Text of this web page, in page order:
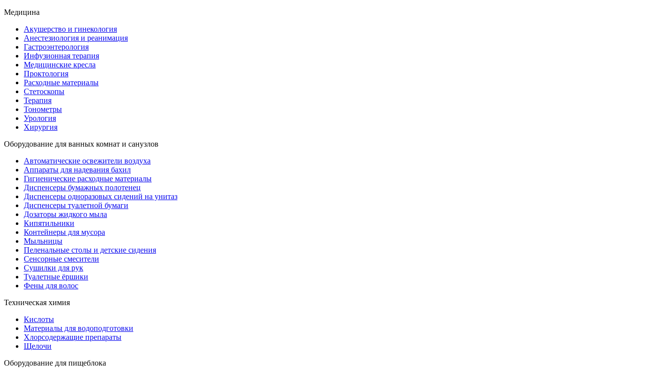
Медицина
Акушерство и гинекология
Анестезиология и реанимация
Гастроэнтерология
Инфузионная терапия
Медицинские кресла
Проктология
Расходные материалы
Стетоскопы
Терапия
Тонометры
Урология
Хирургия
Оборудование для ванных комнат и санузлов
Автоматические освежители воздуха
Аппараты для надевания бахил
Гигиенические расходные материалы
Диспенсеры бумажных полотенец
Диспенсеры одноразовых сидений на унитаз
Диспенсеры туалетной бумаги
Дозаторы жидкого мыла
Кипятильники
Контейнеры для мусора
Мыльницы
Пеленальные столы и детские сидения
Сенсорные смесители
Сушилки для рук
Туалетные ёршики
Фены для волос
Техническая химия
Кислоты
Материалы для водоподготовки
Хлорсодержащие препараты
Щелочи
Оборудование для пищеблока